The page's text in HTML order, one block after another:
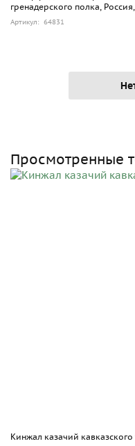
гренадерского полка,
Артикул: 64831
Просмотренные
Кинжал казачий кавказского